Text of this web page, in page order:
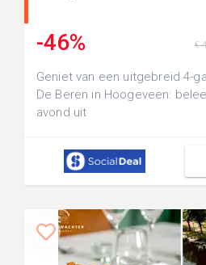
-46% €
Geniet van een uitgebreid 4-
De Beren in Hoogeveen:
avond uit